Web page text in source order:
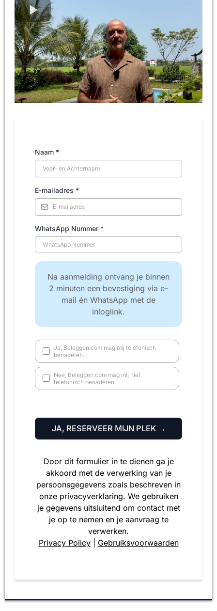
Naam *
E-mailadres *
WhatsApp Nummer *
Na aanmelding ontvang je binnen
2 minuten een bevestiging via e-
mail én WhatsApp met de
inloglink.
Ja, Beleggen.com mag mij telefonisch
benaderen.
Nee, Beleggen.com mag mij niet
telefonisch benaderen.
JA, RESERVEER MIJN PLEK →
Door dit formulier in te dienen ga je
akkoord met de verwerking van je
persoonsgegevens zoals beschreven in
onze privacyverklaring. We gebruiken
je gegevens uitsluitend om contact met
je op te nemen en je aanvraag te
verwerken.
Privacy Policy| Gebruiksvoorwaarden